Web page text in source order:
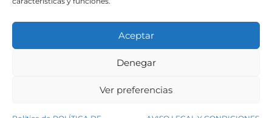
Aceptar
Denegar
Ver preferencias
Condiciones generales de venta